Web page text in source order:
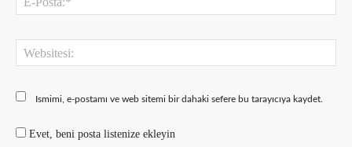
Ismimi, e-postamı ve web sitemi bir dahaki sefere bu tarayıcıya kaydet.
Evet, beni posta listenize ekleyin